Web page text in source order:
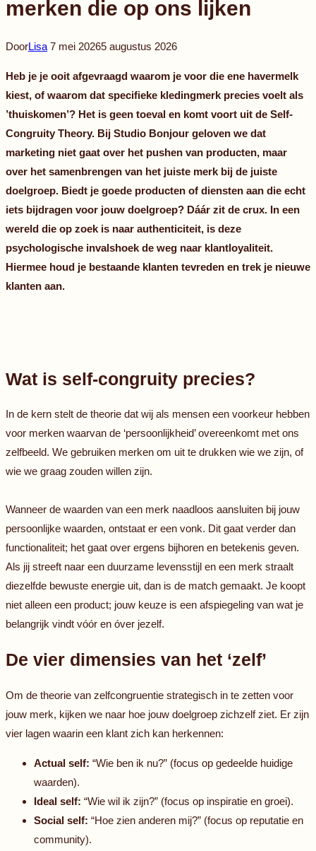
merken die op ons lijken
DoorLisa 7 mei 20265 augustus 2026
Heb je je ooit afgevraagd waarom je voor die ene havermelk
kiest, of waarom dat specifieke kledingmerk precies voelt als
’thuiskomen’? Het is geen toeval en komt voort uit de Self-
Congruity Theory. Bij Studio Bonjour geloven we dat
marketing niet gaat over het pushen van producten, maar
over het samenbrengen van het juiste merk bij de juiste
doelgroep. Biedt je goede producten of diensten aan die echt
iets bijdragen voor jouw doelgroep? Dáár zit de crux. In een
wereld die op zoek is naar authenticiteit, is deze
psychologische invalshoek de weg naar klantloyaliteit.
Hiermee houd je bestaande klanten tevreden en trek je nieuwe
klanten aan.
Wat is self-congruity precies?
In de kern stelt de theorie dat wij als mensen een voorkeur hebben
voor merken waarvan de ‘persoonlijkheid’ overeenkomt met ons
zelfbeeld. We gebruiken merken om uit te drukken wie we zijn, of
wie we graag zouden willen zijn.
Wanneer de waarden van een merk naadloos aansluiten bij jouw
persoonlijke waarden, ontstaat er een vonk. Dit gaat verder dan
functionaliteit; het gaat over ergens bijhoren en betekenis geven.
Als jij streeft naar een duurzame levensstijl en een merk straalt
diezelfde bewuste energie uit, dan is de match gemaakt. Je koopt
niet alleen een product; jouw keuze is een afspiegeling van wat je
belangrijk vindt vóór en óver jezelf.
De vier dimensies van het ‘zelf’
Om de theorie van zelfcongruentie strategisch in te zetten voor
jouw merk, kijken we naar hoe jouw doelgroep zichzelf ziet. Er zijn
vier lagen waarin een klant zich kan herkennen:
Actual self: “Wie ben ik nu?” (focus op gedeelde huidige
waarden).
Ideal self: “Wie wil ik zijn?” (focus op inspiratie en groei).
Social self: “Hoe zien anderen mij?” (focus op reputatie en
community).